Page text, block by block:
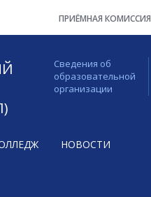
ПРИЁМНАЯ КОМИССИЯ
Сведения об
образовательной
организации
НОВОСТИ